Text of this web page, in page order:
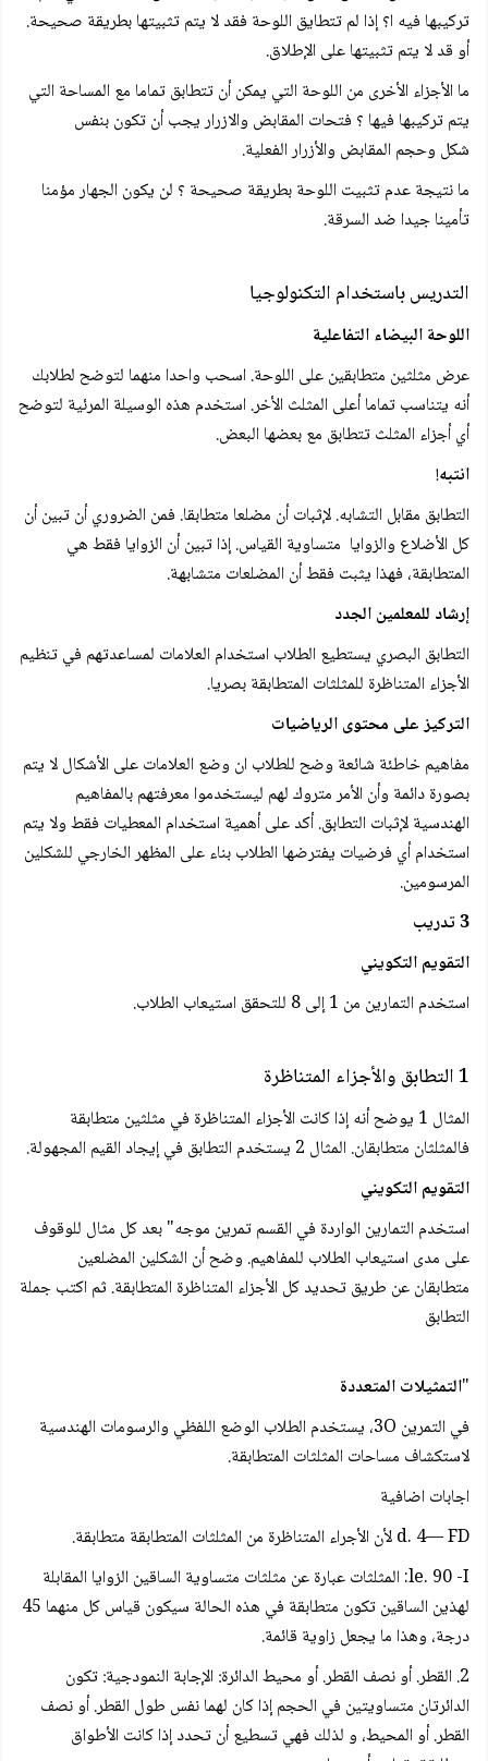
تركيبها فيه ا؟ إذا لم تتطايق اللوحة فقد لا يتم تثبيتها بطريقة صحيحة.
أو قد لا يتم تثبيتها على الإطلاق.
ما الأجزاء الأخرى من اللوحة التي يمكن أن تتطابق تماما مع المساحة التي
يتم تركيبها فيها ؟ فتحات المقابض والازرار يجب أن تكون بنفس
شكل وحجم المقابض والأزرار الفعلية.
ما نتيجة عدم تثبيت اللوحة بطريقة صحيحة ؟ لن يكون الجهار مؤمنا
تأمينا جيدا ضد السرقة.
التدريس باستخدام التكنولوجيا
اللوحة البيضاء التفاعلية
عرض مثلثين متطابقين على اللوحة. اسحب واحدا منهما لتوضح لطلابك
أنه يتناسب تماما أعلى المثلث الأخر. استخدم هذه الوسيلة المرئية لتوضح
أي أجزاء المثلث تتطابق مع بعضها البعض.
انتبه!
التطابق مقابل التشابه. لإثبات أن مضلعا متطابقا. فمن الضروري أن تبين أن
كل الأضلاع والزوايا متساوية القياس. إذا تبين أن الزوايا فقط هي
المتطابقة، فهذا يثبت فقط أن المضلعات متشابهة.
إرشاد للمعلمين الجدد
التطابق البصري يستطيع الطلاب استخدام العلامات لمساعدتهم في تنظيم
الأجزاء المتناظرة للمثلثات المتطابقة بصريا.
التركيز على محتوى الرياضيات
مفاهيم خاطئة شائعة وضح للطلاب ان وضع العلامات على الأشكال لا يتم
بصورة دائمة وأن الأمر متروك لهم ليستخدموا معرفتهم بالمفاهيم
الهندسية لإثبات التطابق. أكد على أهمية استخدام المعطيات فقط ولا يتم
استخدام أي فرضيات يفترضها الطلاب بناء على المظهر الخارجي للشكلين
المرسومين.
3 تدريب
التقويم التكويني
استخدم التمارين من 1 إلى 8 للتحقق استيعاب الطلاب.
1 التطابق والأجزاء المتناظرة
المثال 1 يوضح أنه إذا كانت الأجزاء المتناظرة في مثلثين متطابقة
فالمثلثان متطابقان. المثال 2 يستخدم التطابق في إيجاد القيم المجهولة.
التقويم التكويني
استخدم التمارين الواردة في القسم تمرين موجه" بعد كل مثال للوقوف
على مدى استيعاب الطلاب للمفاهيم. وضح أن الشكلين المضلعين
متطابقان عن طريق تحديد كل الأجزاء المتناظرة المتطابقة. ثم اكتب جملة
التطابق
"التمثيلات المتعددة
في التمرين 3O، يستخدم الطلاب الوضع اللفظي والرسومات الهندسية
لاستكشاف مساحات المثلثات المتطابقة.
اجابات اضافية
d. 4— FD لأن الأجراء المتناظرة من المثلثات المتطابقة متطابقة.
le. 90 -I: المثلثات عبارة عن مثلثات متساوية الساقين الزوايا المقابلة
لهذين الساقين تكون متطابقة في هذه الحالة سيكون قياس كل منهما 45
درجة، وهذا ما يجعل زاوية قائمة.
2. القطر. أو نصف القطر. أو محيط الدائرة: الإجابة النمودجية: تكون
الدائرتان متساويتين في الحجم إذا كان لهما نفس طول القطر. أو نصف
القطر. أو المحيط، و لذلك فهي تسطيع أن تحدد إذا كانت الأطواق